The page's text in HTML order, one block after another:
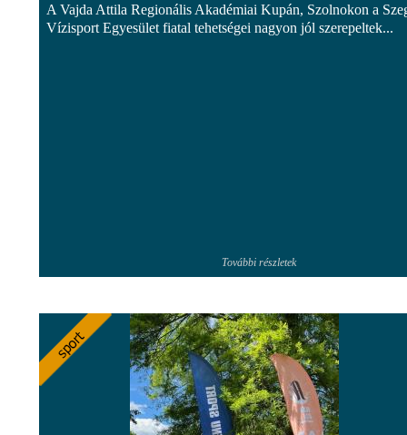
A Vajda Attila Regionális Akadémiai Kupán, Szolnokon a
Vízisport Egyesület fiatal tehetségei nagyon jól szerepeltek...
További részletek